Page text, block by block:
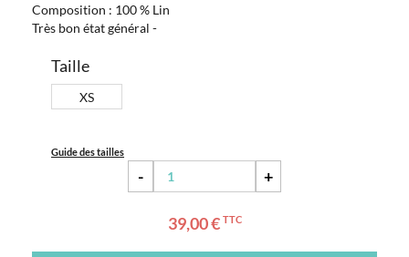
Composition : 100 % Lin
Très bon état général -
Taille
XS
Guide des tailles
- +
39,00 € TTC